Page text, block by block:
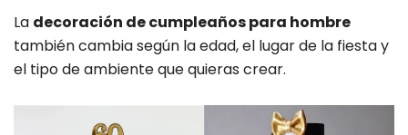
La decoración de cumpleaños para hombre
también cambia según la edad, el lugar de la fiesta y
el tipo de ambiente que quieras crear.